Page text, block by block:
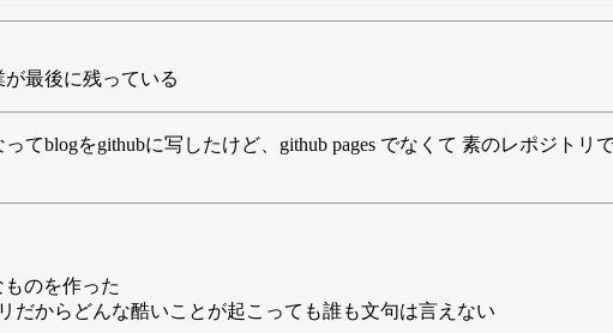
最後に残っている
てblogをgithubに写したけど、github pages でなくて 素のレポジト
ものを作った
だからどんな酷いことが起こっても誰も文句は言えない